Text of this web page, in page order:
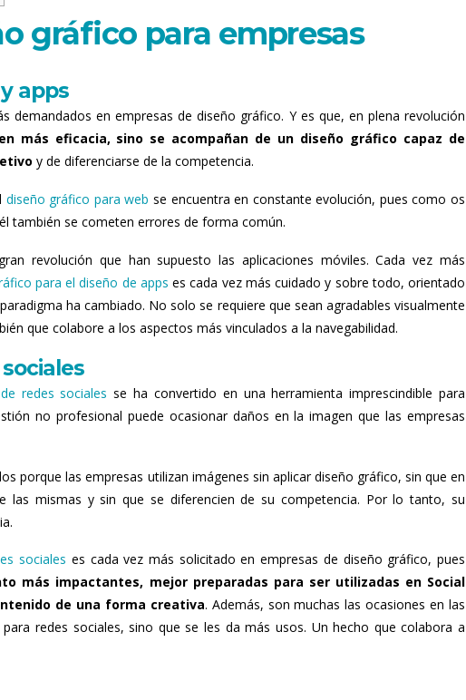
gráfico para empresas
apps
demandados en empresas de diseño gráfico. Y es que, en plena revolución
más eficacia, sino se acompañan de un diseño gráfico capaz de
y de diferenciarse de la competencia.
diseño gráfico para web se encuentra en constante evolución, pues como os
también se cometen errores de forma común.
revolución que han supuesto las aplicaciones móviles. Cada vez más
para el diseño de apps es cada vez más cuidado y sobre todo, orientado
ha cambiado. No solo se requiere que sean agradables visualmente
que colabore a los aspectos más vinculados a la navegabilidad.
redes sociales se ha convertido en una herramienta imprescindible para
no profesional puede ocasionar daños en la imagen que las empresas
porque las empresas utilizan imágenes sin aplicar diseño gráfico, sin que en
las mismas y sin que se diferencien de su competencia. Por lo tanto, su
sociales es cada vez más solicitado en empresas de diseño gráfico, pues
más impactantes, mejor preparadas para ser utilizadas en Social
de una forma creativa. Además, son muchas las ocasiones en las
redes sociales, sino que se les da más usos. Un hecho que colabora a